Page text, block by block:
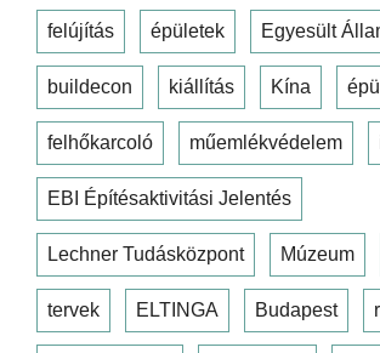
felújítás épületek Egyesült
buildecon kiállítás Kína
felhőkarcoló műemlékvédelem
EBI Építésaktivitási Jelentés
Lechner Tudásközpont Múzeum
tervek ELTINGA Budapest